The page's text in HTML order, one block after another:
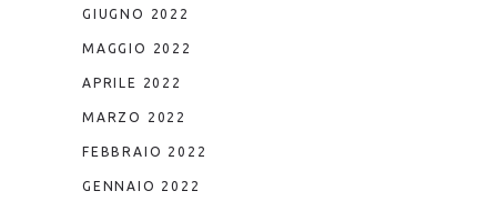
GIUGNO 2022
MAGGIO 2022
APRILE 2022
MARZO 2022
FEBBRAIO 2022
GENNAIO 2022